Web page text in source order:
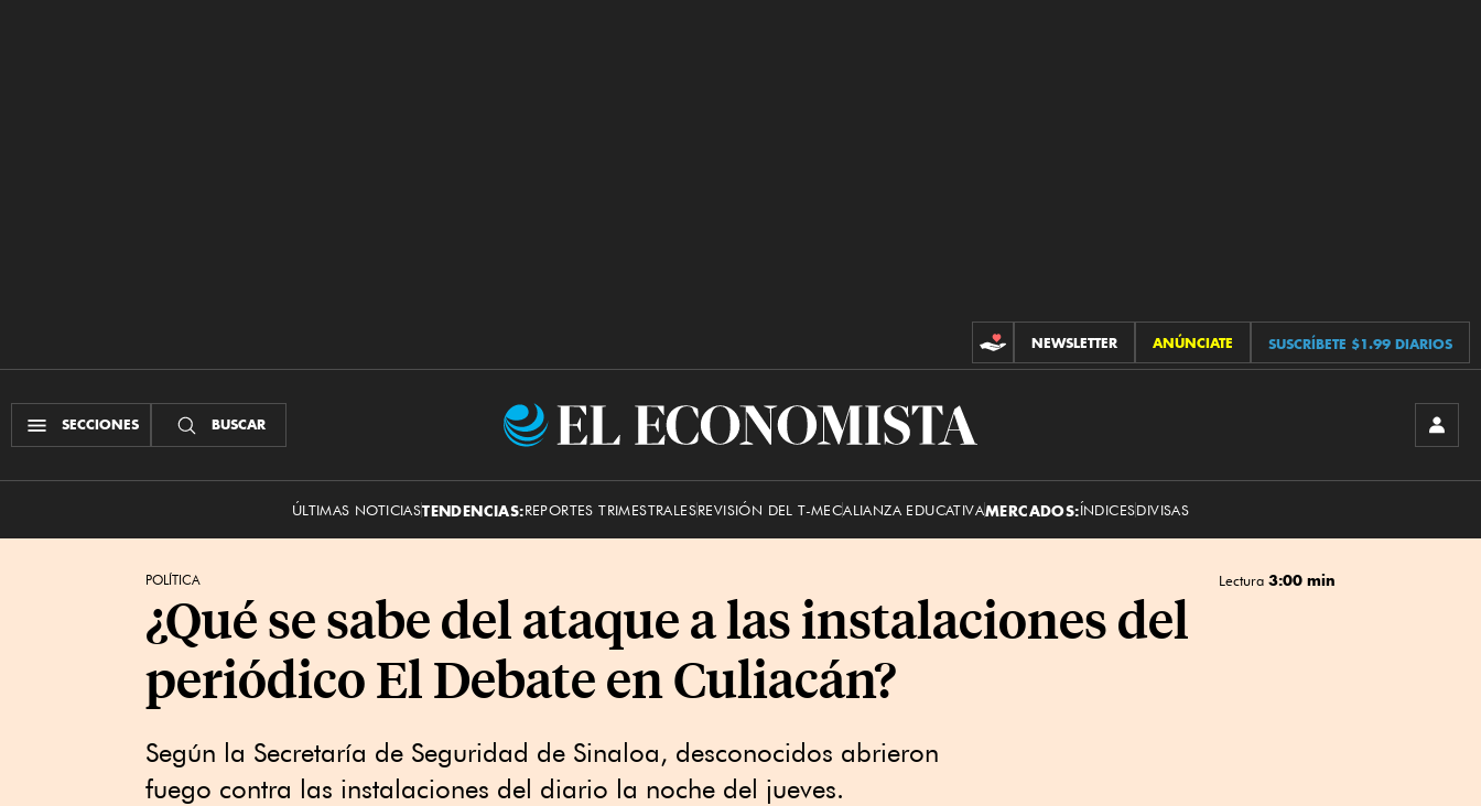
CONTRIBUCIONES
NEWSLETTER ANÚNCIATE SUSCRÍBETE $1.99 DIARIOS
SECCIONES BUSCAR
El
ÚLTIMAS NOTICIASTENDENCIAS:REPORTES TRIMESTRALESREVISIÓN DEL T-MECALIANZA EDUCATIVAMERCADOS:ÍNDICESDIVISAS
POLÍTICA Lectura 3:00 min
¿Qué se sabe del ataque a las instalaciones del
periódico El Debate en Culiacán?
Según la Secretaría de Seguridad de Sinaloa, desconocidos abrieron
fuego contra las instalaciones del diario la noche del jueves.